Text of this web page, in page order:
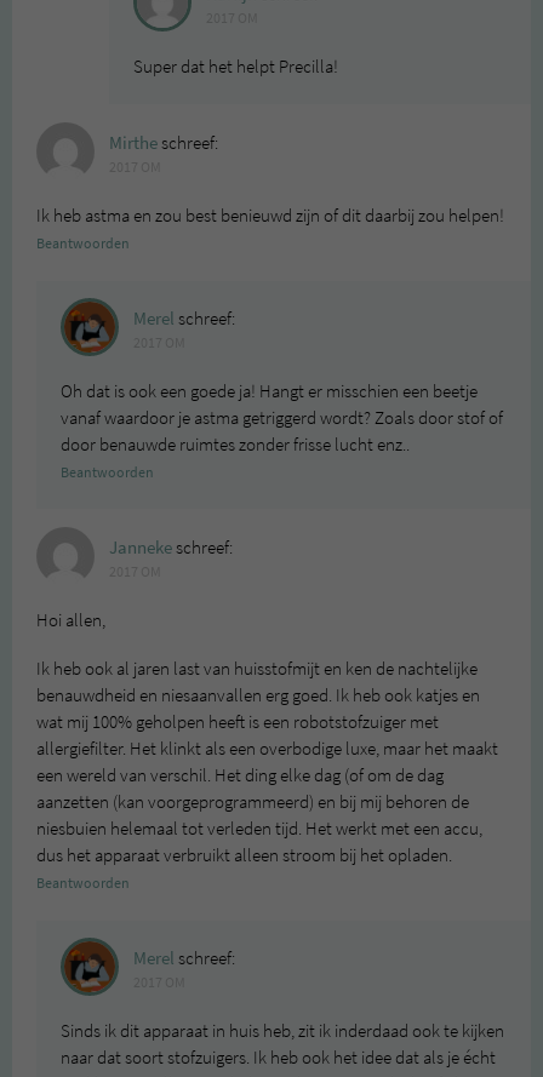
Super dat het helpt Precilla!
Mirtheschreef:
Ik heb astma en zou best benieuwd zijn of dit daarbij zou helpen!
Beantwoorden
Merel schreef:
Oh dat is ook een goede ja! Hangt er misschien een beetje
vanaf waardoor je astma getriggerd wordt? Zoals door stof of
door benauwde ruimtes zonder frisse lucht enz..
Beantwoorden
Jannekeschreef:
Hoi allen,
Ik heb ook al jaren last van huisstofmijt en ken de nachtelijke
benauwdheid en niesaanvallen erg goed. Ik heb ook katjes en
wat mij 100% geholpen heeft is een robotstofzuiger met
allergiefilter. Het klinkt als een overbodige luxe, maar het maakt
een wereld van verschil. Het ding elke dag (of om de dag
aanzetten (kan voorgeprogrammeerd) en bij mij behoren de
niesbuien helemaal tot verleden tijd. Het werkt met een accu,
dus het apparaat verbruikt alleen stroom bij het opladen.
Beantwoorden
Merel schreef:
Sinds ik dit apparaat in huis heb, zit ik inderdaad ook te kijken
naar dat soort stofzuigers. Ik heb ook het idee dat als je écht